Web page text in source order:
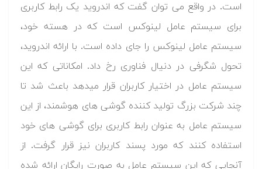
است. در واقع می توان گفت که اندروید یک رابط کاربری
برای سیستم عامل لینوکس است که در هسته خود،
سیستم عامل لینوکس را جای داده است. با ارائه اندروید،
تحول شگرفی در دنیال فناوری رخ داد. امکاناتی که این
سیستم عامل در اختیار کاربران قرار میدهد باعث شد تا
چند شرکت بزرگ تولید کننده گوشی های هوشمند، از این
سیستم عامل به عنوان رابط کاربری برای گوشی های خود
استفاده کنند که مورد پسند کاربران نیز قرار گرفت. از
آنجایی که این سیستم عامل به ​صورت رایگان ارائه شده